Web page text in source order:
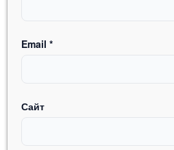
Email *
Сайт